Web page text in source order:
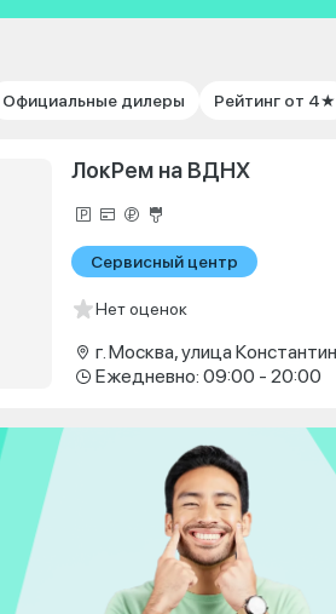
Официальные дилеры Рейтинг от 4★
ЛокРем на ВДНХ
Сервисный центр
Нет оценок
Ежедневно: 09:00 - 20:00